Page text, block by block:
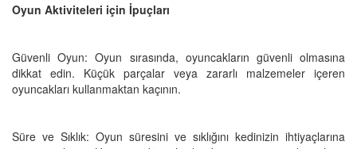
Oyun Aktiviteleri için İpuçları
Güvenli Oyun: Oyun sırasında, oyuncakların güvenli olmasına
dikkat edin. Küçük parçalar veya zararlı malzemeler içeren
oyuncakları kullanmaktan kaçının.
Süre ve Sıklık: Oyun süresini ve sıklığını kedinizin ihtiyaçlarına